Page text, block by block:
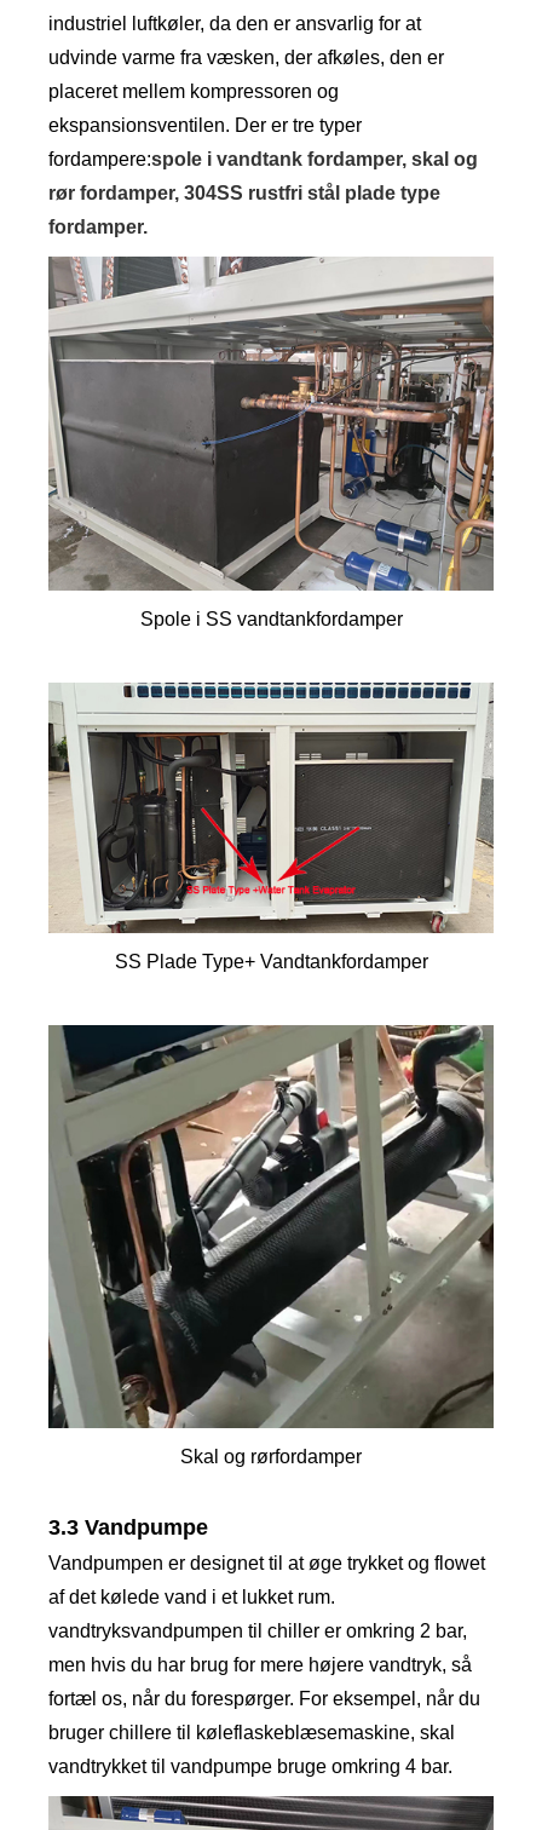
industriel luftkøler, da den er ansvarlig for at
udvinde varme fra væsken, der afkøles, den er
placeret mellem kompressoren og
ekspansionsventilen. Der er tre typer
fordampere:spole i vandtank fordamper, skal og
rør fordamper, 304SS rustfri stål plade type
fordamper.
Spole i SS vandtankfordamper
SS Plade Type+ Vandtankfordamper
Skal og rørfordamper
3.3 Vandpumpe
Vandpumpen er designet til at øge trykket og flowet
af det kølede vand i et lukket rum.
vandtryksvandpumpen til chiller er omkring 2 bar,
men hvis du har brug for mere højere vandtryk, så
fortæl os, når du forespørger. For eksempel, når du
bruger chillere til køleflaskeblæsemaskine, skal
vandtrykket til vandpumpe bruge omkring 4 bar.